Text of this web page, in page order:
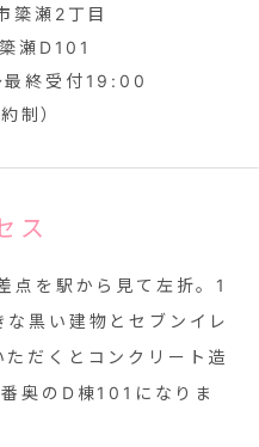
簗瀬2丁目
瀬D101
終受付19:00
制）
ス
点を駅から見て左折。1
黒い建物とセブンイレ
だくとコンクリート造
奥のD棟101になりま